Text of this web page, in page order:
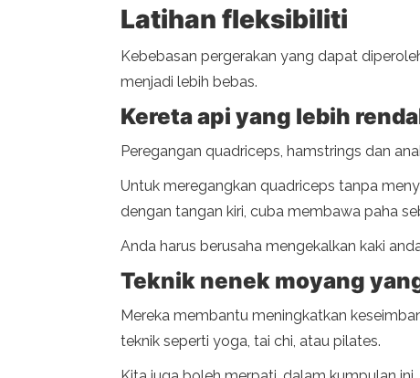
Latihan fleksibiliti
Kebebasan pergerakan yang dapat
menjadi lebih bebas.
Kereta api yang lebih
Peregangan quadriceps, hamstrings dan
Untuk meregangkan quadriceps tanpa
dengan tangan kiri, cuba membawa paha
Anda harus berusaha mengekalkan kaki
Teknik nenek moyang
Mereka membantu meningkatkan
teknik seperti yoga, tai chi, atau pilates.